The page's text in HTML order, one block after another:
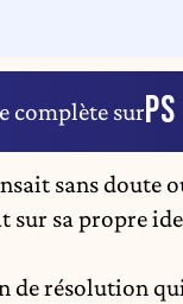
complète surPS
sans doute
sur sa propre
de résolution